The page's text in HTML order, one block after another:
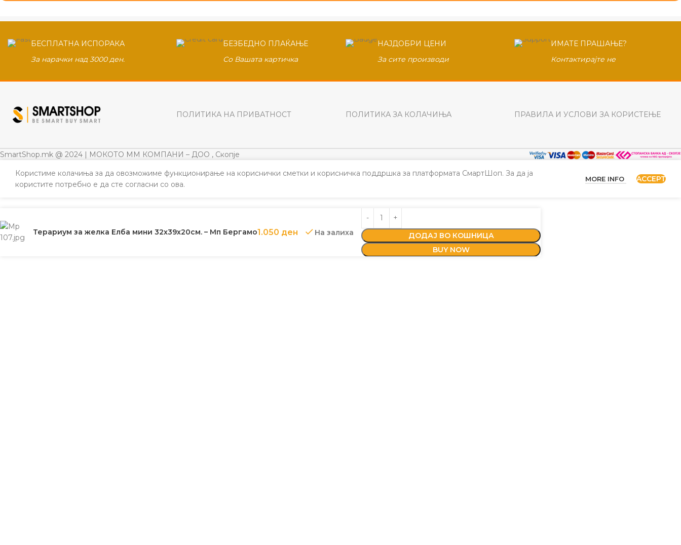
БЕСПЛАТНА ИСПОРАКА
За нарачки над 3000 ден.
БЕЗБЕДНО ПЛАЌАЊЕ
Со Вашата картичка
НАЈДОБРИ ЦЕНИ
За сите производи
ИМАТЕ ПРАШАЊЕ?
Контактирајте не
ПОЛИТИКА НА ПРИВАТНОСТ ПОЛИТИКА ЗА КОЛАЧИЊА ПРАВИЛА И УСЛОВИ ЗА КОРИСТЕЊЕ
SmartShop.mk @ 2024 | МОКОТО ММ КОМПАНИ – ДОО , Скопје
Користиме колачиња за да овозможиме функционирање на кориснички сметки и корисничка поддршка за платформата СмартШоп. За да ја
користите потребно е да сте согласни со ова.
MORE INFO ACCEPT
Терариум за желка Елба мини 32х39х20см. – Мп Бергамо1.050 ден На залиха
ДОДАЈ ВО КОШНИЦА
BUY NOW